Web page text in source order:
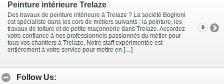
Peinture intérieure Trelaze
Des travaux de peinture intérieure à Trelaze ? La société Boglioni
est spécialiste dans les cors de métiers suivants : la peinture, les
travaux de toiture et de petite maçonnerie dans Trelaze. Accordez
votre confiance à nos professionnels passionnés du métier pour
tous vos chantiers à Trelaze. Notre staff expérimentée est
entièrement à votre service pour mettre en […]
0
Follow Us: